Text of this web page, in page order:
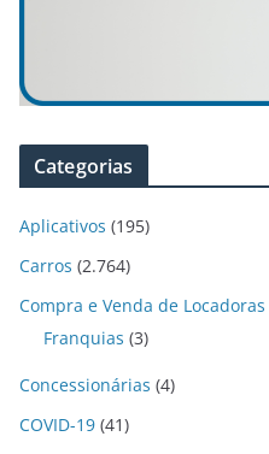
Categorias
Aplicativos (195)
Carros (2.764)
Compra e Venda de Locadoras
Franquias (3)
Concessionárias (4)
COVID-19 (41)